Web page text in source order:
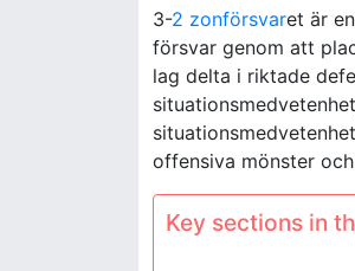
3-2 zonförsvaret är
försvar genom att
lag delta i riktade
offensiva mönster
Key sections in